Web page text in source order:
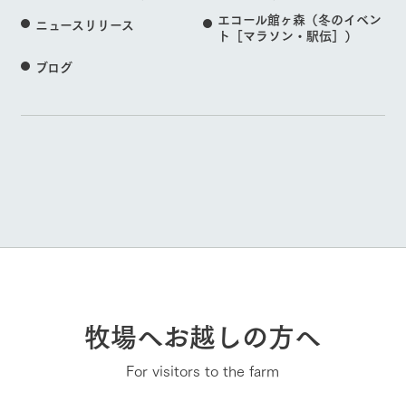
ニュースリリース
エコール館ヶ森（冬のイベン
ト［マラソン・駅伝］）
ブログ
牧場へお越しの方へ
For visitors to the farm